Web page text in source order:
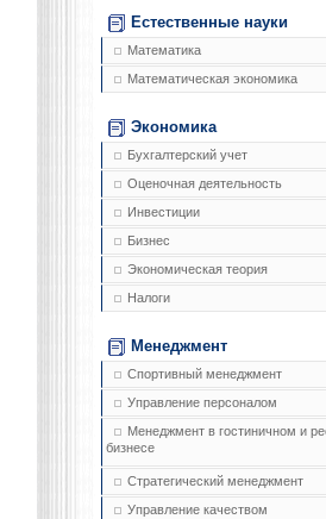
Естественные науки
Математика
Математическая экономика
Экономика
Бухгалтерский учет
Оценочная деятельность
Инвестиции
Бизнес
Экономическая теория
Налоги
Менеджмент
Спортивный менеджмент
Управление персоналом
Менеджмент в гостиничном и
бизнесе
Стратегический менеджмент
Управление качеством